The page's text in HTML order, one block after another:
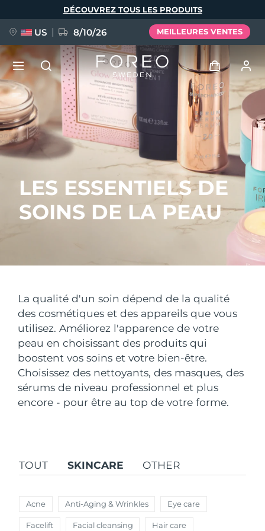
LES ESSENTIELS DE
SOINS DE LA PEAU
La qualité d'un soin dépend de la qualité
des cosmétiques et des appareils que vous
utilisez. Améliorez l'apparence de votre
peau en choisissant des produits qui
boostent vos soins et votre bien-être.
Choisissez des nettoyants, des masques, des
sérums de niveau professionnel et plus
encore - pour être au top de votre forme.
TOUT SKINCARE OTHER
Acne Anti-Aging & Wrinkles Eye care
Facelift Facial cleansing Hair care
DÉCOUVREZ TOUS LES PRODUITS
US 8/10/26 MEILLEURES VENTES
Se connecter
Profil de l'utilisateur
Mes appareils
Mes commandes
Mes adresses
Mes abonnements
NOUVEAU
FAQ™ Pure Beauty-Tech Elixir
BREAKING NEWS
FAQ™ Dual LED Panel
POPULAIRE
Langue
English
Español
Français
Italiano
Português
Polski
Svenska
Русский
繁體中文
Pays de livraison
États-Unis Livraison estimée8/10/26
Royaume-Uni Livraison estimée
Espagne Livraison estimée
Australie Livraison estimée8/12/26
Canada Livraison estimée
Australie Livraison estimée